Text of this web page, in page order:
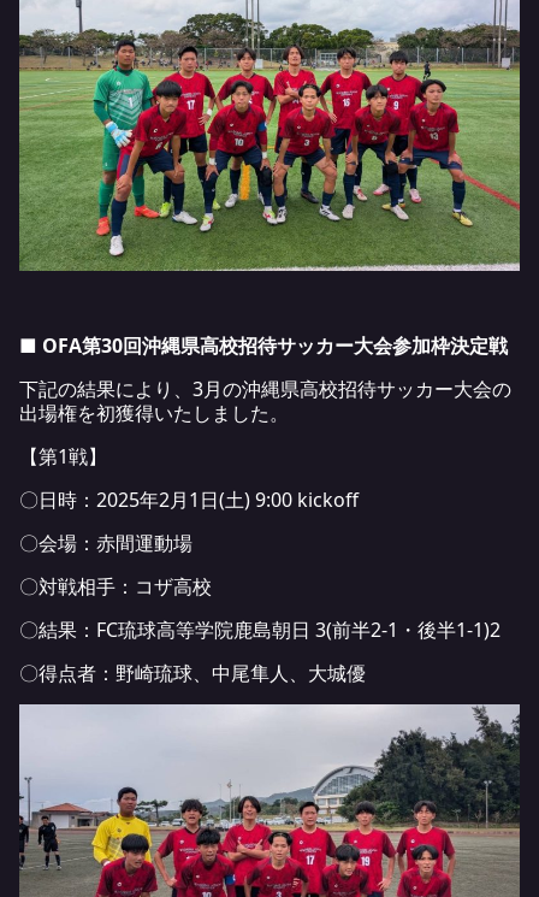
■ OFA第30回沖縄県高校招待サッカー大会参加枠決定戦
下記の結果により、3月の沖縄県高校招待サッカー大会の
出場権を初獲得いたしました。
【第1戦】
〇日時：2025年2月1日(土) 9:00 kickoff
〇会場：赤間運動場
〇対戦相手：コザ高校
〇結果：FC琉球高等学院鹿島朝日 3(前半2-1・後半1-1)2
〇得点者：野崎琉球、中尾隼人、大城優